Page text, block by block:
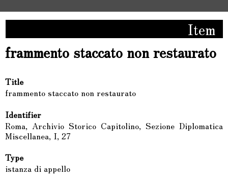
Item
frammento staccato non restaurato
Title
frammento staccato non restaurato
Identifier
Roma, Archivio Storico Capitolino, Sezione Diplomatica
Miscellanea, I, 27
Type
istanza di appello